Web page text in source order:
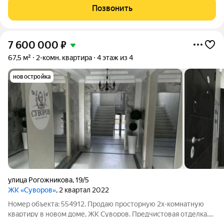
отопление. -Грузопассажирский лифт. -Комфортный 3-й этаж.
-Комнаты расположены друг напротив друга
Позвонить
7 600 000 ₽
67,5 м² 2-комн. квартира 4 этаж из 4
новостройка
улица Рогожникова,19/5
ЖК «Суворов», 2 квартал 2022
Номер объекта: 554912. Продаю просторную 2х-комнатную
квартиру в новом доме, ЖК Суворов. Предчистовая отделка.